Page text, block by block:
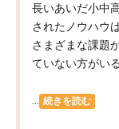
長いあいだ小中
されたノウハウ
さまざまな課題
ていない方がい
続きを読む